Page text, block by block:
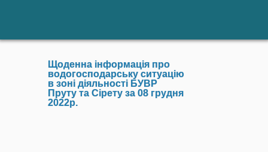
Щоденна інформація про
водогосподарську ситуацію
в зоні діяльності БУВР
Пруту та Сірету за 08 грудня
2022р.